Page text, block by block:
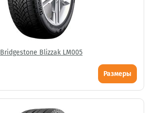
Bridgestone Blizzak LM005
Размеры